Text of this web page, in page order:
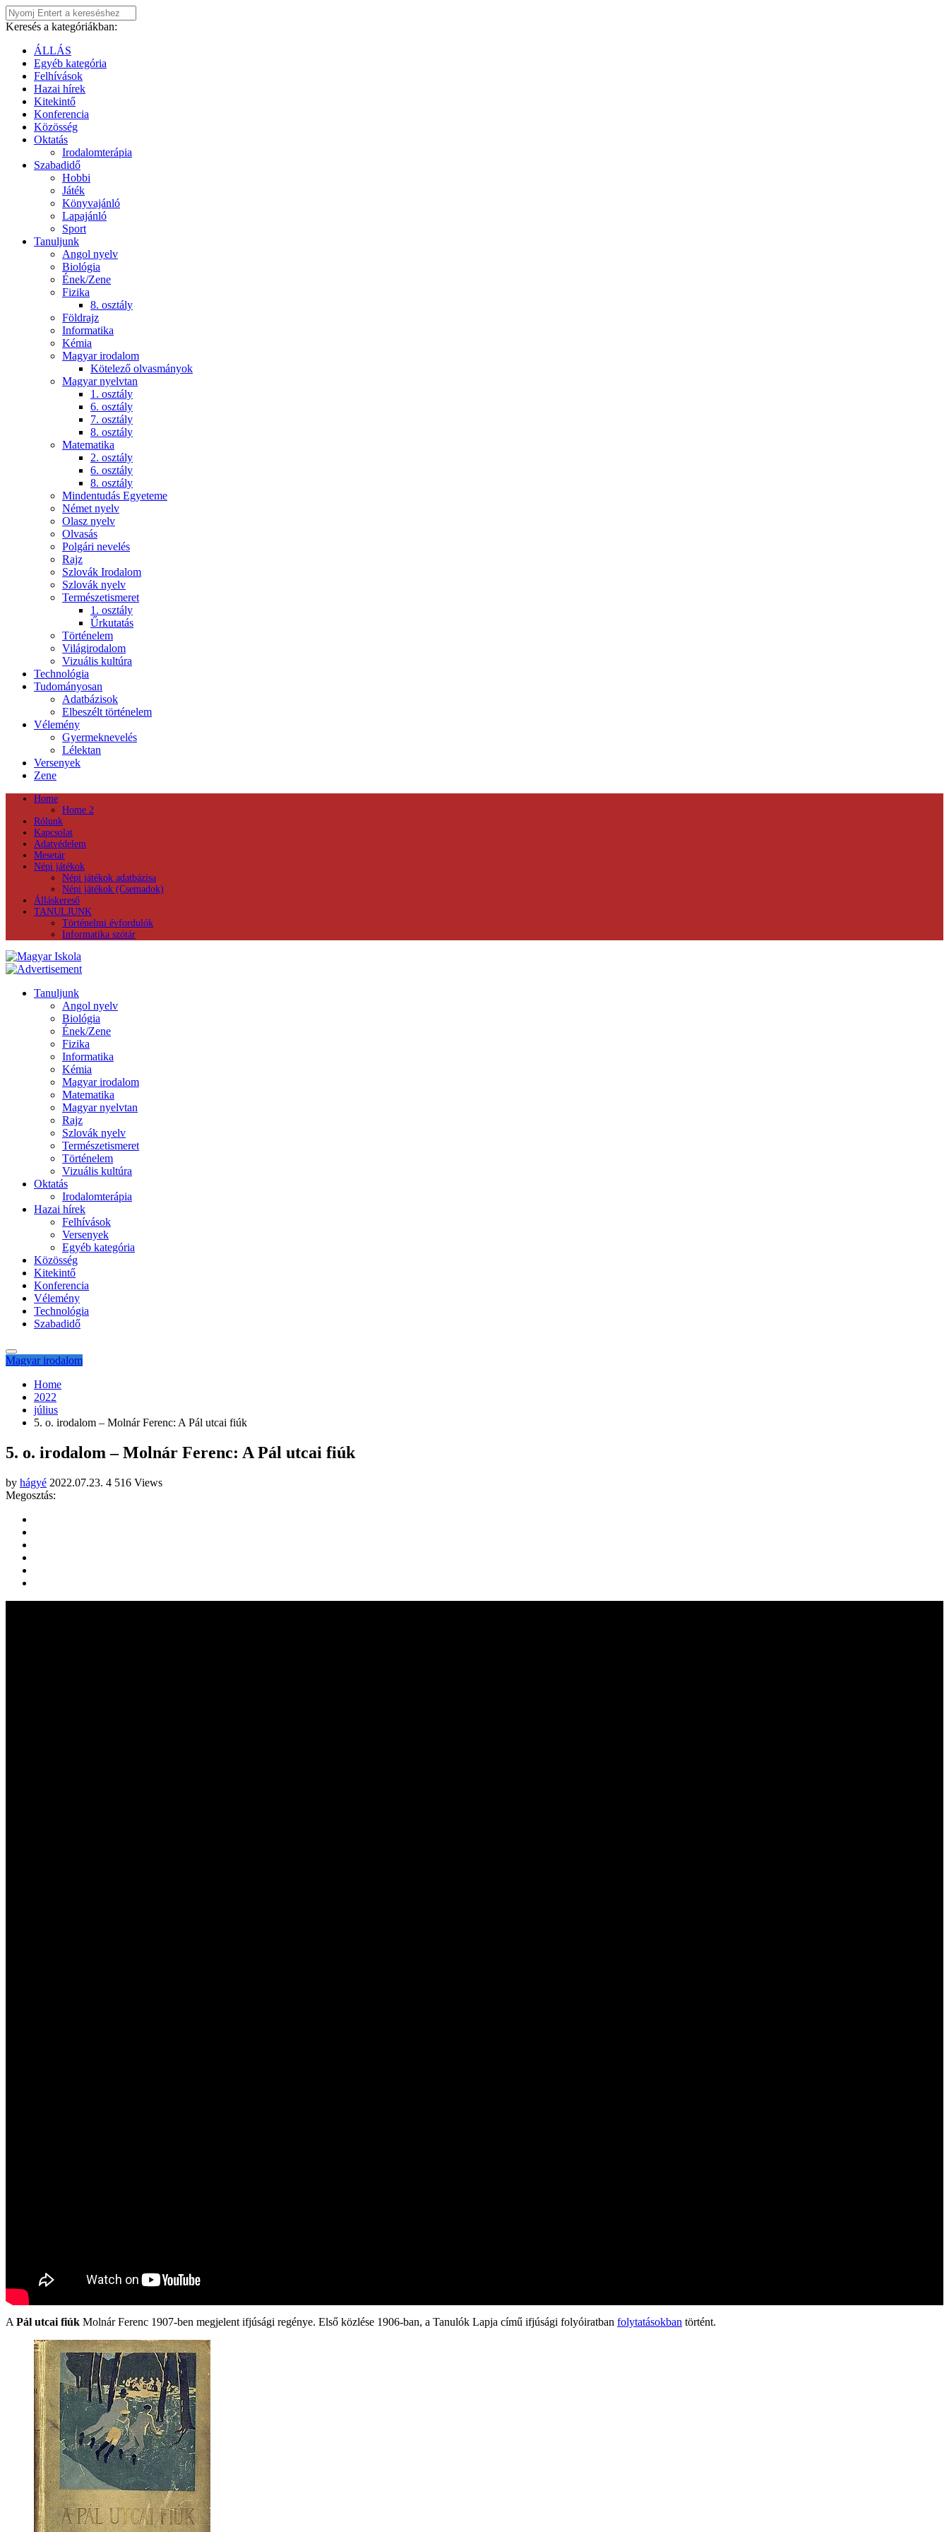
Keresés a kategóriákban:
ÁLLÁS
Egyéb kategória
Felhívások
Hazai hírek
Kitekintő
Konferencia
Közösség
Oktatás
Irodalomterápia
Szabadidő
Hobbi
Játék
Könyvajánló
Lapajánló
Sport
Tanuljunk
Angol nyelv
Biológia
Ének/Zene
Fizika
8. osztály
Földrajz
Informatika
Kémia
Magyar irodalom
Kötelező olvasmányok
Magyar nyelvtan
1. osztály
6. osztály
7. osztály
8. osztály
Matematika
2. osztály
6. osztály
8. osztály
Mindentudás Egyeteme
Német nyelv
Olasz nyelv
Olvasás
Polgári nevelés
Rajz
Szlovák Irodalom
Szlovák nyelv
Természetismeret
1. osztály
Űrkutatás
Történelem
Világirodalom
Vizuális kultúra
Technológia
Tudományosan
Adatbázisok
Elbeszélt történelem
Vélemény
Gyermeknevelés
Lélektan
Versenyek
Zene
Home
Home 2
Rólunk
Kapcsolat
Adatvédelem
Mesetár
Népi játékok
Népi játékok adatbázisa
Népi játékok (Csemadok)
Álláskereső
TANULJUNK
Történelmi évfordulók
Informatika szótár
Tanuljunk
Angol nyelv
Biológia
Ének/Zene
Fizika
Informatika
Kémia
Magyar irodalom
Matematika
Magyar nyelvtan
Rajz
Szlovák nyelv
Természetismeret
Történelem
Vizuális kultúra
Oktatás
Irodalomterápia
Hazai hírek
Felhívások
Versenyek
Egyéb kategória
Közösség
Kitekintő
Konferencia
Vélemény
Technológia
Szabadidő
Magyar irodalom
Home
2022
július
5. o. irodalom – Molnár Ferenc: A Pál utcai fiúk
5. o. irodalom – Molnár Ferenc: A Pál utcai fiúk
by hágyé 2022.07.23. 4 516 Views
Megosztás:
A Pál utcai fiúk Molnár Ferenc 1907-ben megjelent ifjúsági regénye. Első közlése 1906-ban, a Tanulók Lapja című ifjúsági folyóiratban folytatásokban történt.